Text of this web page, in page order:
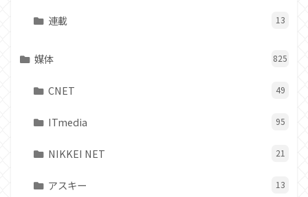
連載 13
媒体 825
CNET 49
ITmedia 95
NIKKEI NET 21
アスキー 13